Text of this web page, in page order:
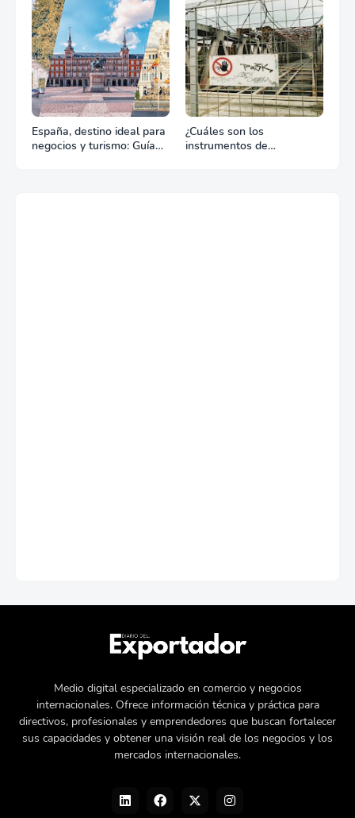
España, destino ideal para
negocios y turismo: Guía
¿Cuáles son los
instrumentos de
Medio digital especializado en comercio y negocios
internacionales. Ofrece información técnica y práctica para
directivos, profesionales y emprendedores que buscan fortalecer
sus capacidades y obtener una visión real de los negocios y los
mercados internacionales.